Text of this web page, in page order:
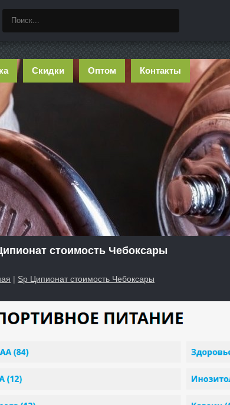
Скидки Оптом Контакты
стоимость Чебоксары
| Sp Ципионат стоимость Чебоксары